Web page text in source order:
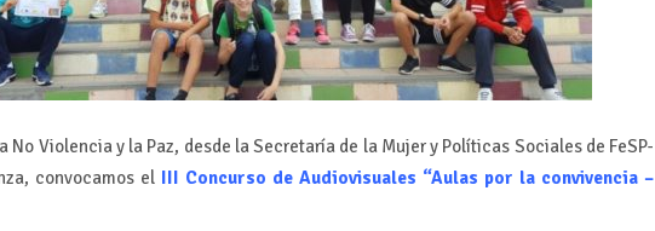
No Violencia y la Paz, desde la Secretaría de la Mujer y Políticas Sociales de FeSP-
convocamos el III Concurso de Audiovisuales “Aulas por la convivencia –